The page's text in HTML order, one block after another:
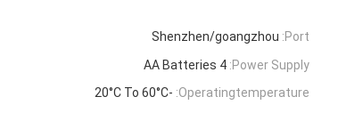
Port:
Shenzhen/goangzhou
Power Supply:
4 AA Batteries
Operatingtemperature:
-20°C To 60°C